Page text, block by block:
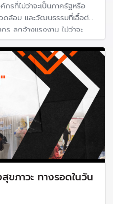
รที่ไม่ว่าจะเป็นภาครัฐหรือ
ดล้อม และวัฒนธรรมที่เอื้อต่อ
ร ลูกจ้างแรงงาน ไม่ว่าจะ
รวมไปถึงสุขภาวะด้านการ
ขภาวะ ทางรอดในวัน